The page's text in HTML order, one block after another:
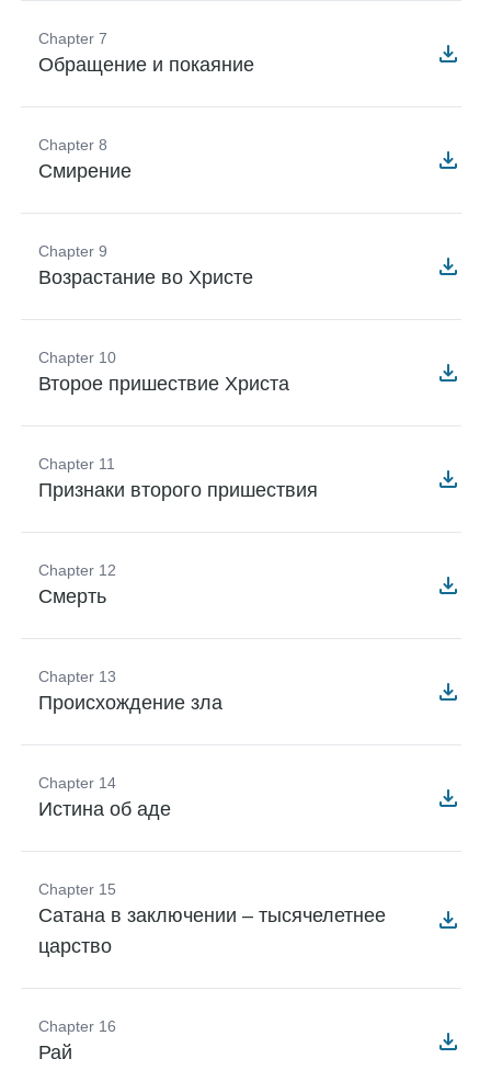
Chapter 7
Обращение и покаяние
Chapter 8
Смирение
Chapter 9
Возрастание во Христе
Chapter 10
Второе пришествие Христа
Chapter 11
Признаки второго пришествия
Chapter 12
Смерть
Chapter 13
Происхождение зла
Chapter 14
Истина об аде
Chapter 15
Сатана в заключении – тысячелетнее
царство
Chapter 16
Рай